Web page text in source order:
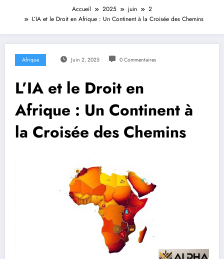
Accueil 2025 juin
2
L’IA et le Droit en Afrique : Un Continent à la Croisée des Chemins
Afrique Juin 2, 2025 0 Commentaires
L’IA et le Droit en
Afrique : Un Continent à
la Croisée des Chemins